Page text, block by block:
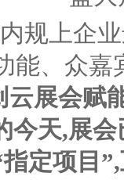
规上企
能、众
展会赋
今天,展
定项目